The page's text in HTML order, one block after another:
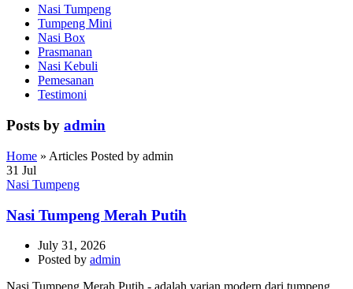
Nasi Tumpeng
Tumpeng Mini
Nasi Box
Prasmanan
Nasi Kebuli
Pemesanan
Testimoni
Posts by admin
Home » Articles Posted by admin
31 Jul
Nasi Tumpeng
Nasi Tumpeng Merah Putih
July 31, 2026
Posted by admin